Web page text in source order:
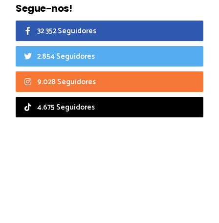
Segue-nos!
32.352 Seguidores
2.854 Seguidores
9.028 Seguidores
4.675 Seguidores